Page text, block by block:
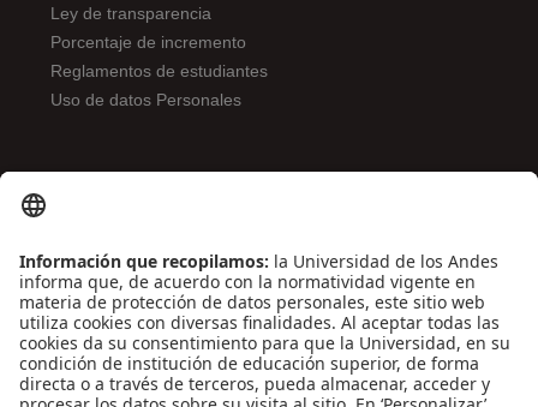
Ley de transparencia
Porcentaje de incremento
Reglamentos de estudiantes
Uso de datos Personales
Contáctenos
Biblioguías
Preguntas frecuentes
Capacitación
Directrices
Entretenimiento